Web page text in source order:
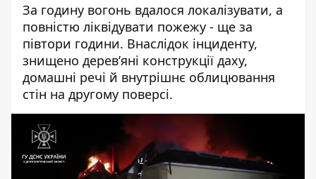
За годину вогонь вдалося локалізувати, а
повністю ліквідувати пожежу - ще за
півтори години. Внаслідок інциденту,
знищено дерев’яні конструкції даху,
домашні речі й внутрішнє облицювання
стін на другому поверсі.